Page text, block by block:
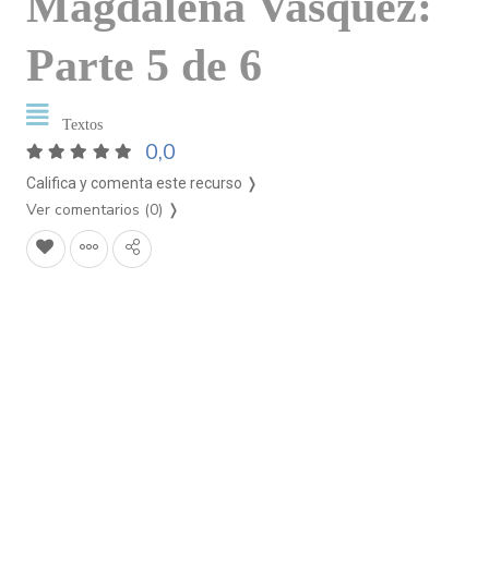
Parte 5 de 6
Textos
0,0
Califica y comenta este recurso ❭
Ver comentarios (0) ❭